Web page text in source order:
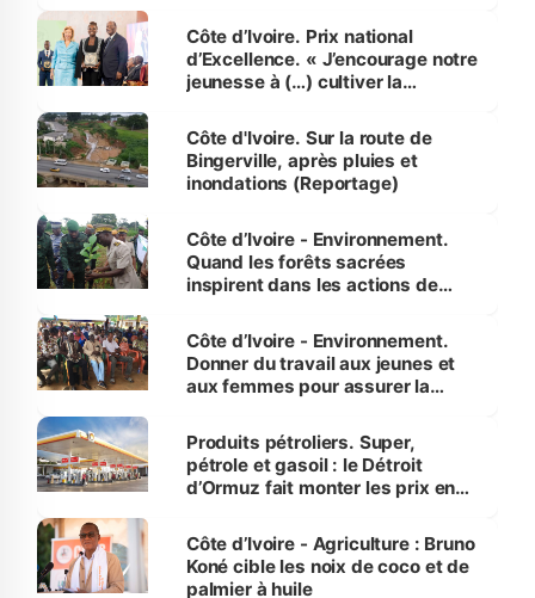
Côte d’Ivoire. Prix national
d’Excellence. « J’encourage notre
jeunesse à (…) cultiver la
(Alassane Ouattara
Côte d'Ivoire. Sur la route de
Bingerville, après pluies et
inondations (Reportage)
Côte d’Ivoire - Environnement.
Quand les forêts sacrées
inspirent dans les actions de
Côte d’Ivoire - Environnement.
Donner du travail aux jeunes et
aux femmes pour assurer la
menacées
Produits pétroliers. Super,
pétrole et gasoil : le Détroit
d’Ormuz fait monter les prix en
Côte d’Ivoire - Agriculture : Bruno
Koné cible les noix de coco et de
palmier à huile